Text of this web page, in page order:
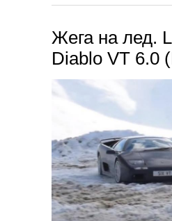
Жега на лед.
Diablo VT 6.0